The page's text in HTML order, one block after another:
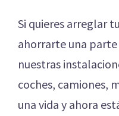
Si quieres arreglar
ahorrarte una parte
nuestras
coches, camiones,
una vida y ahora